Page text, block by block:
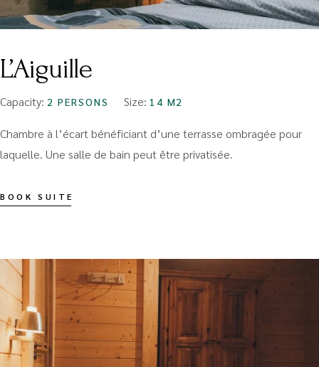
L’Aiguille
Capacity: 2 PERSONS Size: 14 M2
Chambre à l’écart bénéficiant d’une terrasse ombragée pour
laquelle. Une salle de bain peut être privatisée.
BOOK SUITE